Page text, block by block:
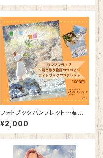
フォトブックパンフレット〜君と
歌う物語のつづき〜
¥2,000